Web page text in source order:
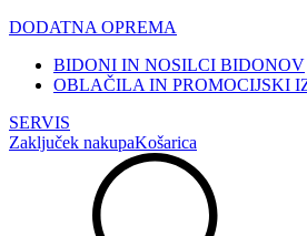
DODATNA OPREMA
BIDONI IN NOSILCI BIDONOV
OBLAČILA IN PROMOCIJSKI
SERVIS
Zaključek nakupaKošarica